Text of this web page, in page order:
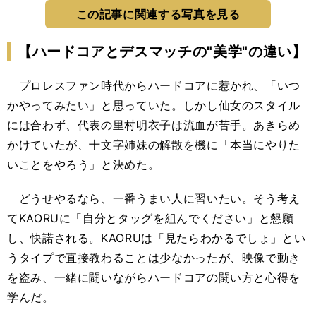
この記事に関連する写真を見る
【ハードコアとデスマッチの"美学"の違い】
プロレスファン時代からハードコアに惹かれ、「いつ
かやってみたい」と思っていた。しかし仙女のスタイル
には合わず、代表の里村明衣子は流血が苦手。あきらめ
かけていたが、十文字姉妹の解散を機に「本当にやりた
いことをやろう」と決めた。
どうせやるなら、一番うまい人に習いたい。そう考え
てKAORUに「自分とタッグを組んでください」と懇願
し、快諾される。KAORUは「見たらわかるでしょ」とい
うタイプで直接教わることは少なかったが、映像で動き
を盗み、一緒に闘いながらハードコアの闘い方と心得を
学んだ。